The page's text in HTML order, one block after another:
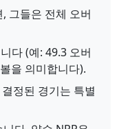
그들은 전체 오버
다 (예: 49.3 오버
을 의미합니다).
정된 경기는 특별